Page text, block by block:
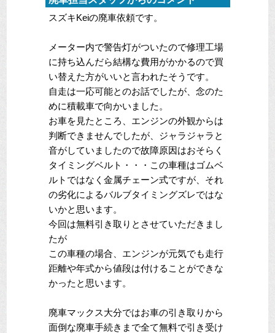
スズキKeiの廃車依頼です。
メーター内で警告灯がついたので修理工場
に持ち込んだら結構な費用がかかるので買
い替えた方がいいと言われたそうです。
自走は一応可能とのお話でしたが、念のた
めに積載車で向かいました。
お車を見たところ、エンジンの外観からは
判断できませんでしたが、ジャラジャラと
音がしていましたので故障原因はおそらく
タイミングベルト・・・この車種はゴムベ
ルトではなく金属チェーン式ですが、それ
の劣化によるバルブタイミングズレではな
いかと思います。
今回は無料引き取りとさせていただきまし
たが
この車種の場合、エンジンが元気でも走行
距離や年式から値段は付けることができな
かったと思います。
廃車マックス大分ではお車の引き取りから
面倒な廃車手続きまで全て無料で引き受け